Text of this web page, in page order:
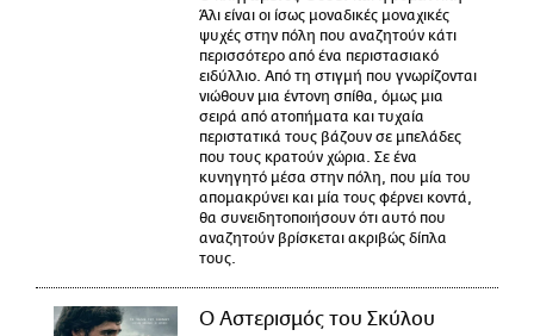
Άλι είναι οι ίσως μοναδικές μοναχικές
ψυχές στην πόλη που αναζητούν κάτι
περισσότερο από ένα περιστασιακό
ειδύλλιο. Από τη στιγμή που γνωρίζονται
νιώθουν μια έντονη σπίθα, όμως μια
σειρά από ατοπήματα και τυχαία
περιστατικά τους βάζουν σε μπελάδες
που τους κρατούν χώρια. Σε ένα
κυνηγητό μέσα στην πόλη, που μία του
απομακρύνει και μία τους φέρνει κοντά,
θα συνειδητοποιήσουν ότι αυτό που
αναζητούν βρίσκεται ακριβώς δίπλα
τους.
Ο Αστερισμός του Σκύλου